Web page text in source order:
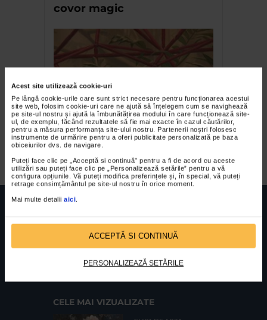
Acest site utilizează cookie-uri
Pe lângă cookie-urile care sunt strict necesare pentru funcționarea acestui
site web, folosim cookie-uri care ne ajută să înțelegem cum se navighează
pe site-ul nostru și ajută la îmbunătățirea modului în care funcționează site-
ul, de exemplu, făcând rezultatele să fie mai exacte în cazul căutărilor,
pentru a măsura performanța site-ului nostru. Partenerii noștri folosesc
instrumente de urmărire pentru a oferi publicitate personalizată pe baza
obiceiurilor dvs. de navigare.
Puteți face clic pe „Acceptă si continuă” pentru a fi de acord cu aceste
utilizări sau puteți face clic pe „Personalizează setările” pentru a vă
configura opțiunile. Vă puteți modifica preferințele și, în special, vă puteți
retrage consimțământul pe site-ul nostru în orice moment.
Mai multe detalii aici
ACCEPTĂ SI CONTINUĂ
PERSONALIZEAZĂ SETĂRILE
covor magic
Maria Manea Bordeanu –
Final Scene
FUNDATIA FILDAS ARTNr inreg registrul special: 4 PJ/ 29.01.2013
Sc. 4, Ap. 197, Sector 2
CELE MAI VIZUALIZATE